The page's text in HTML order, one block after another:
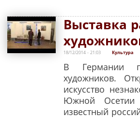
Выставка
18/12/2014 - 21:03 Культура
В Германии
художников.
искусство
Южной Осетии
известный